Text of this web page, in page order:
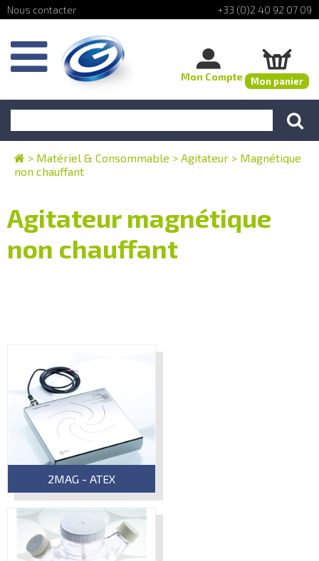
+33 (0)2 40 92 07 09
Mon Compte Mon panier
> Matériel & Consommable > Agitateur > Magnétique
non chauffant
Agitateur magnétique
non chauffant
2MAG - ATEX